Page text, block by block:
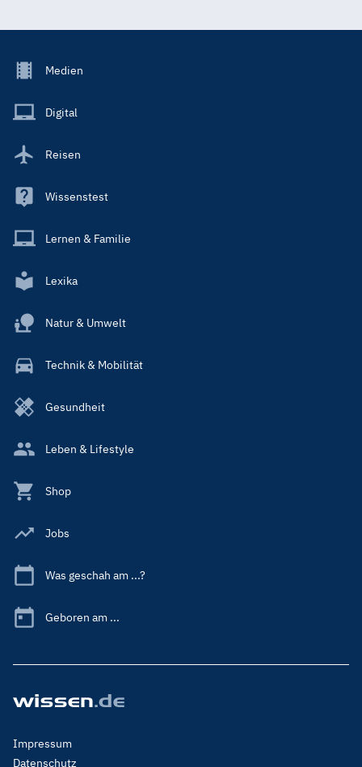
Footer
Main
Medien
Digital
Reisen
Wissenstest
Lernen & Familie
Lexika
Natur & Umwelt
Technik & Mobilität
Gesundheit
Leben & Lifestyle
Shop
Jobs
Was geschah am ...?
Geboren am ...
Footer
Menu
Impressum
Datenschutz